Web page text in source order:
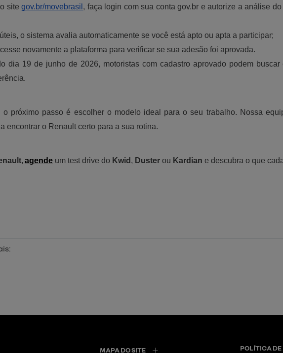
site gov.br/movebrasil , faça login com sua conta gov.br e autorize a análise
o sistema avalia automaticamente se você está apto ou apta a participar;
novamente a plataforma para verificar se sua adesão foi aprovada.
dia 19 de junho de 2026, motoristas com cadastro aprovado podem
próximo passo é escolher o modelo ideal para o seu trabalho. Nossa
encontrar o Renault certo para a sua rotina.
, agende um test drive do Kwid , Duster ou Kardian e descubra o que
MAPA DO SITE POLÍTICA